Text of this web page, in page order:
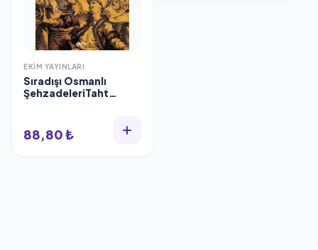
EKIM YAYINLARI
Sıradışı Osmanlı
ŞehzadeleriTaht
88,80 ₺